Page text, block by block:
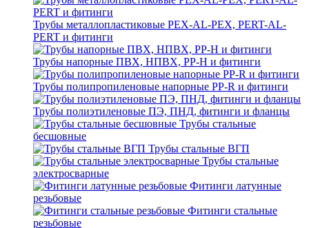
Трубы металлопластиковые PEX-AL-PEX, PERT-AL-
PERT и фитинги
Трубы напорные ПВХ, НПВХ, PP-H и фитинги
Трубы полипропиленовые напорные PP-R и фитинги
Трубы полиэтиленовые ПЭ, ПНД, фитинги и фланцы
Трубы стальные
бесшовные
Трубы стальные ВГП
Трубы стальные
электросварные
Фитинги латунные
резьбовые
Фитинги стальные
резьбовые